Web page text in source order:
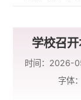
学校召
时间：2026-
字体：